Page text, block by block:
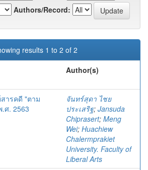
Authors/Record:
results 1 to 2 of 2
Author(s)
สารคดี "ตาม
.ศ. 2563
จันทร์สุดา ไชย
ประเสริฐ; Jansuda
Chiprasert; Meng
Wei; Huachiew
Chalermprakiet
University. Faculty of
Liberal Arts